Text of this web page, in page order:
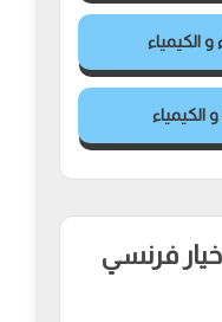
الكيمياء
الكيمياء
خيار فرنسي